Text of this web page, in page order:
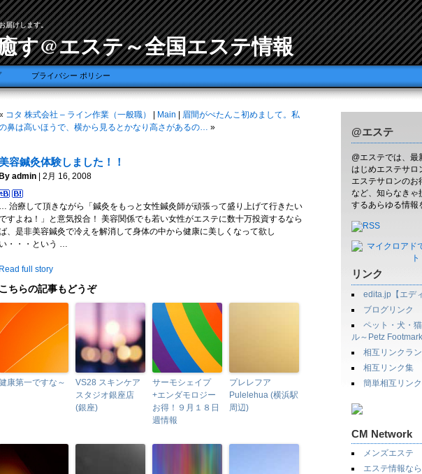
届けします。
す@エステ～全国エステ情報
プライバシー ポリシー
@エステ
@エステでは、最
はじめエステサロ
エステサロンのお
など、知らなきゃ
するあらゆる情報
リンク
edita.jp【エデ
ブログリンク
ペット・犬・
ル～Petz
相互リンクラ
相互リンク集
簡単相互リンク
CM Network
メンズエステ
エステ情報な
コタ 株式会社 – ライン作業（一般職） Main
眉間がぺたんこ初めまして。私
鼻は高いほうで、横から見るとかなり高さがあるの… »
容鍼灸体験しました！！
By admin | 2月 16, 2008
… 治療して頂きながら「鍼灸をもっと女性鍼灸師が頑張って盛り上げて行きたい
すよね！」と意気投合！ 美容関係でも若い女性がエステに数十万投資するなら
、是非美容鍼灸で冷えを解消して身体の中から健康に美しくなって欲し
い・・・という …
Read full story
こちらの記事もどうぞ
康第一ですな～
VS28 スキンケア
スタジオ銀座店
(銀座)
サーモシェイプ
+エンダモロジー
お得！９月１８日
週情報
プレレフア
Pulelehua (横浜駅
周辺)